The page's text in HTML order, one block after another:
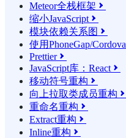
Meteor全栈框架 
缩小JavaScript 
模块依赖关系图 
使用PhoneGap/Cordova
Prettier
JavaScript库：React 
移动符号重构 
向上拉取类成员重构 
重命名重构 
Extract重构 
Inline重构 